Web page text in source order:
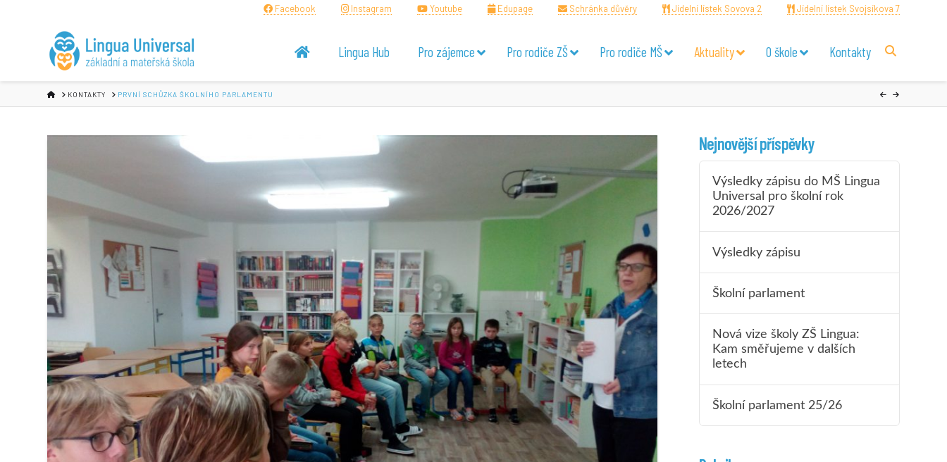
Facebook Instagram Youtube Edupage Schránka důvěry Jídelní lístek Sovova 2 Jídelní lístek Svojsíkova 7
Lingua Hub Pro zájemce Pro rodiče ZŠ Pro rodiče MŠ Aktuality O škole Kontakty
HOMEKONTAKTY PRVNÍ SCHŮZKA ŠKOLNÍHO PARLAMENTU
Nejnovější příspěvky
Výsledky zápisu do MŠ Lingua
Universal pro školní rok
2026/2027
Výsledky zápisu
Školní parlament
Nová vize školy ZŠ Lingua:
Kam směřujeme v dalších
letech
Školní parlament 25/26